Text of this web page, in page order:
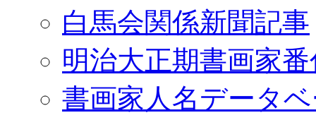
白馬会関係新聞記事
明治大正期書画家
書画家人名データ